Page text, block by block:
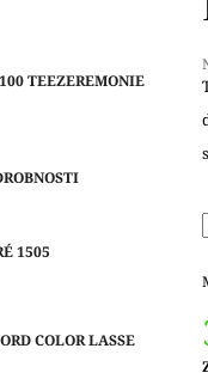
TEEZEREMONIE
1505
COLOR LASSE